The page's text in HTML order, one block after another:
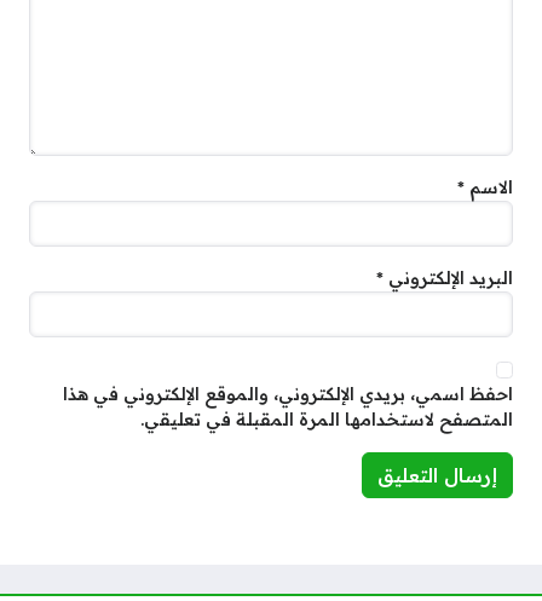
الاسم *
البريد الإلكتروني *
احفظ اسمي، بريدي الإلكتروني، والموقع الإلكتروني في هذا
المتصفح لاستخدامها المرة المقبلة في تعليقي.